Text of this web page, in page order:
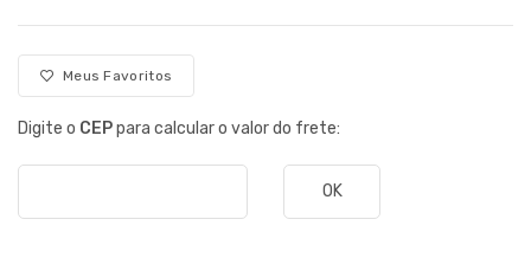
Meus Favoritos
Digite o CEPpara calcular o valor do frete:
OK